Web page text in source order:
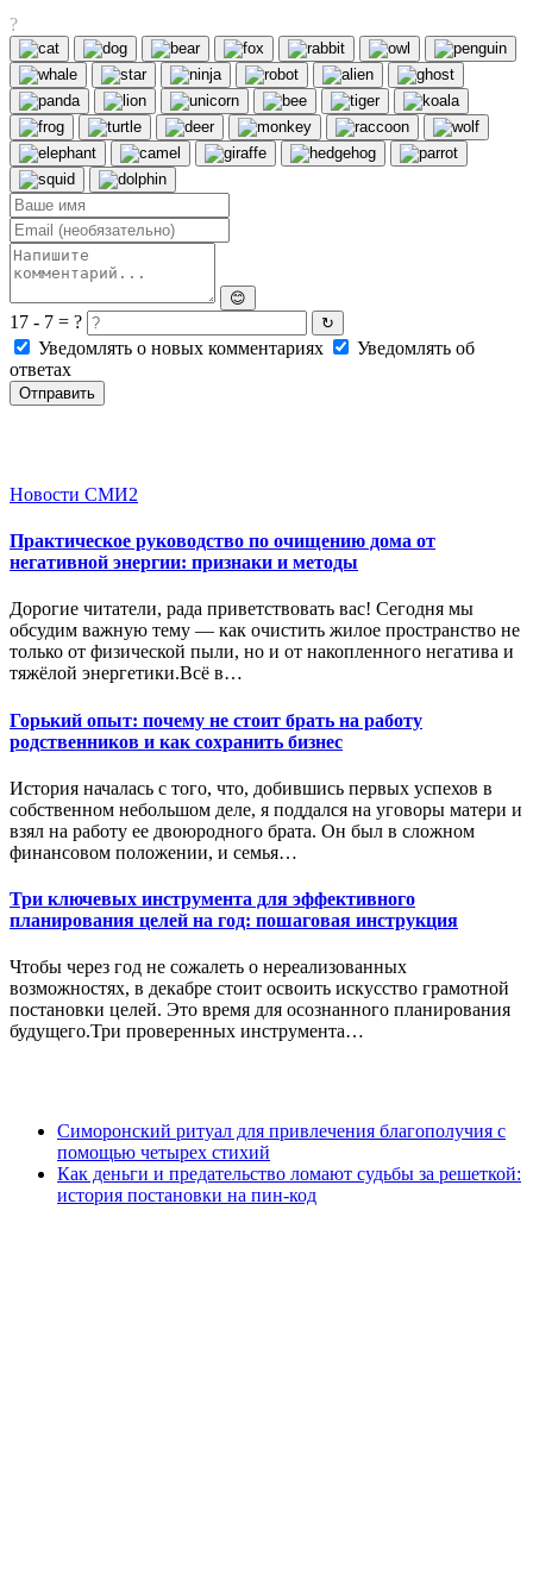
?
😊
17 - 7 = ? ↻
Уведомлять о новых комментариях
Уведомлять об
ответах
Отправить
Новости СМИ2
Практическое руководство по очищению дома от
негативной энергии: признаки и методы
Дорогие читатели, рада приветствовать вас! Сегодня мы
обсудим важную тему — как очистить жилое пространство не
только от физической пыли, но и от накопленного негатива и
тяжёлой энергетики.Всё в…
Горький опыт: почему не стоит брать на работу
родственников и как сохранить бизнес
История началась с того, что, добившись первых успехов в
собственном небольшом деле, я поддался на уговоры матери и
взял на работу ее двоюродного брата. Он был в сложном
финансовом положении, и семья…
Три ключевых инструмента для эффективного
планирования целей на год: пошаговая инструкция
Чтобы через год не сожалеть о нереализованных
возможностях, в декабре стоит освоить искусство грамотной
постановки целей. Это время для осознанного планирования
будущего.Три проверенных инструмента…
Симоронский ритуал для привлечения благополучия с
помощью четырех стихий
Как деньги и предательство ломают судьбы за решеткой:
история постановки на пин-код